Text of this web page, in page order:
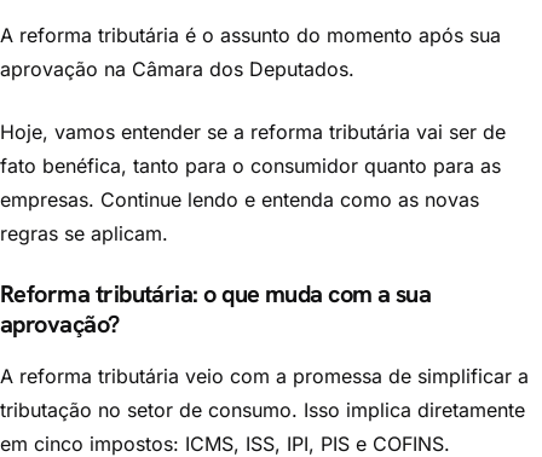
A reforma tributária é o assunto do momento após sua
aprovação na Câmara dos Deputados.
Hoje, vamos entender se a reforma tributária vai ser de
fato benéfica, tanto para o consumidor quanto para as
empresas. Continue lendo e entenda como as novas
regras se aplicam.
Reforma tributária: o que muda com a sua
aprovação?
A reforma tributária veio com a promessa de simplificar a
tributação no setor de consumo. Isso implica diretamente
em cinco impostos: ICMS, ISS, IPI, PIS e COFINS.